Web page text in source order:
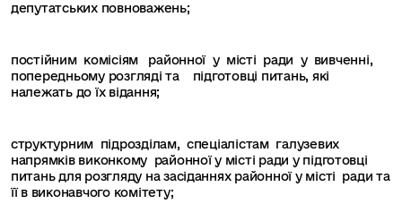
депутатських повноважень;
постійним комісіям районної у місті ради у вивченні,
попередньому розгляді та підготовці питань, які
належать до їх відання;
структурним підрозділам, спеціалістам галузевих
напрямків виконкому районної у місті ради у підготовці
питань для розгляду на засіданнях районної у місті ради та
її в виконавчого комітету;